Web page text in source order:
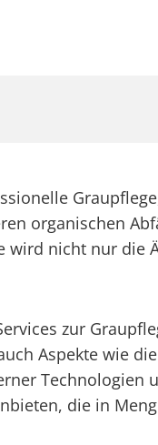
organischen
wird nicht nur die
zur
Aspekte wie
Technologien
die in